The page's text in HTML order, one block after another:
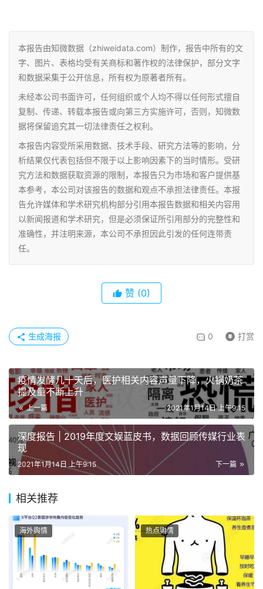
本报告由知微数据（zhiweidata.com）制作，报告中所有的文
字、图片、表格均受有关商标和著作权的法律保护，部分文字
和数据采集于公开信息，所有权为原著者所有。
未经本公司书面许可，任何组织或个人均不得以任何形式擅自
复制、传递、转载本报告或向第三方实施许可，否则，知微数
据将保留追究其一切法律责任之权利。
本报告内容受所采用数据、技术手段、研究方法等的影响，分
析结果仅代表包括但不限于以上影响因素下的当时情形。受研
究方法和数据获取资源的限制，本报告只为市场和客户提供基
本参考，本公司对该报告的数据和观点不承担法律责任。本报
告允许媒体和学术研究机构部分引用本报告数据和相关内容用
以新闻报道和学术研究，但是必须保证所引用部分的完整性和
准确性，并注明来源，本公司不承担因此引发的任何连带责
任。
赞 (0)
0 打赏
生成海报
疫情发酵几十天后，医护相关内容声量下降，火锅奶茶
提及量不断上升
上一篇 2021年1月14日 上午9:15
深度报告 | 2019年度文娱蓝皮书，数据回顾传媒行业表
现
下一篇
2021年1月14日 上午9:15
相关推荐
海外舆情 热点舆情